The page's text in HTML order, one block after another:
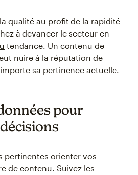
qualité au profit de la rapidité
à devancer le secteur en
tendance. Un contenu de
nuire à la réputation de
sa pertinence actuelle.
pour
pertinentes orienter vos
de contenu. Suivez les